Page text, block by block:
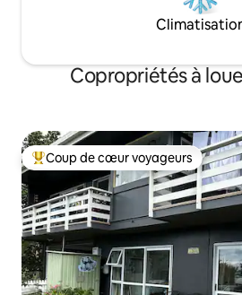
Copropriétés à
Coup de cœur voyageurs parmi les
Coup de cœur voyageurs